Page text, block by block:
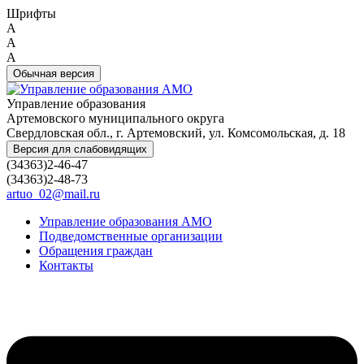
Шрифты
A
A
A
Обычная версия
Управление образования
Артемовского муниципального округа
Свердловская обл., г. Артемовский, ул. Комсомольская, д. 18
Версия для слабовидящих
(34363)2-46-47
(34363)2-48-73
artuo_02@mail.ru
Управление образования АМО
Подведомственные организации
Обращения граждан
Контакты